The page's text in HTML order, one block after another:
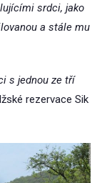
srdci, jako
a stále mu
s jednou ze tří
rezervace Sik